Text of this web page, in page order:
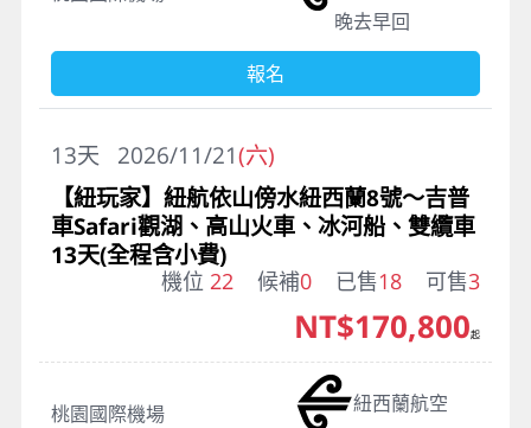
晚去早回
報名
2026/11/21(六)
13天
【紐玩家】紐航依山傍水紐西蘭8號～吉普
車Safari觀湖、高山火車、冰河船、雙纜車
13天(全程含小費)
機位 22 候補0 已售18 可售3
桃園國際機場
紐西蘭航空
NT$170,800起